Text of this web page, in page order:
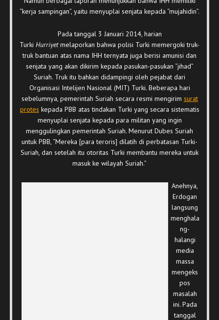
“kerja sampingan”, yaitu menyuplai senjata kepada “mujahidin”.
Pada tanggal 3 Januari 2014, harian
Turki Hurriyetmelaporkan bahwa polisi Turki memergoki truk-
truk bantuan atas nama IHH ternyata juga berisi amunisi dan
senjata yang akan dikirim kepada pasukan-pasukan “jihad”
Suriah. Truk itu bahkan didampingi oleh pejabat dari
Organisasi Intelijen Nasional (MIT) Turki. Beberapa hari
sebelumnya, pemerintah Suriah secara resmi mengirim surat
protes kepada PBB atas tindakan Turki yang secara sistematis
menyuplai senjata kepada para militan yang ingin
menggulingkan pemerintah Suriah. Menurut Dubes Suriah
untuk PBB, “Mereka [para teroris] dilatih di perbatasan Turki-
Suriah, dan setelah itu otoritas Turki membantu mereka untuk
masuk ke wilayah Suriah.”
Anehnya,
Erdogan
langsung
menghala
ng-
halangi
media
massa
mengeks
pos
masalah
ini. Pada
tanggal